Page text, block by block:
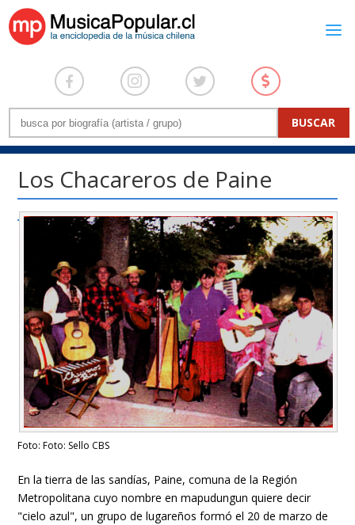
Los Chacareros de Paine
Foto: Foto: Sello CBS
En la tierra de las sandías, Paine, comuna de la Región
Metropolitana cuyo nombre en mapudungun quiere decir
"cielo azul", un grupo de lugareños formó el 20 de marzo de